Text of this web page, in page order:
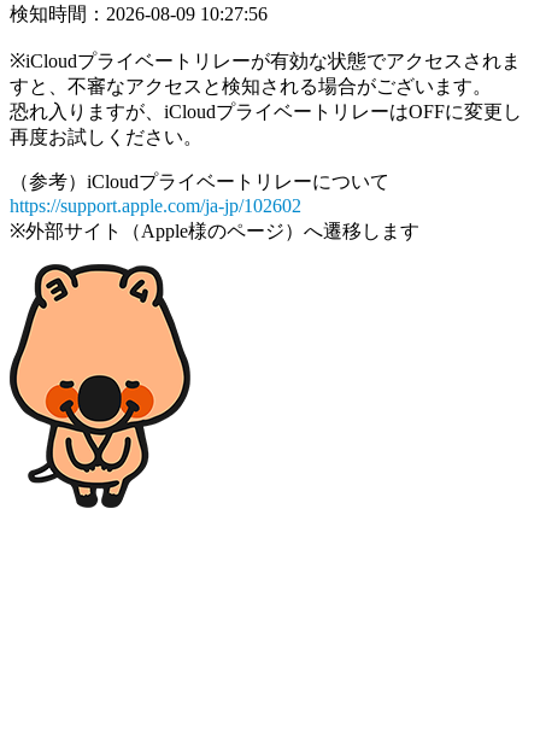
検知時間：2026-08-09 10:27:56
※iCloudプライベートリレーが有効な状態でアクセスされま
すと、不審なアクセスと検知される場合がございます。
恐れ入りますが、iCloudプライベートリレーはOFFに変更し
再度お試しください。
（参考）iCloudプライベートリレーについて
https://support.apple.com/ja-jp/102602
※外部サイト（Apple様のページ）へ遷移します